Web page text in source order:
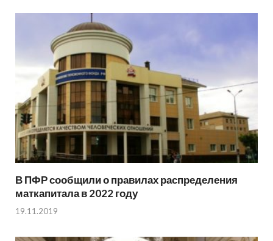
В ПФР сообщили о правилах распределения
маткапитала в 2022 году
19.11.2019